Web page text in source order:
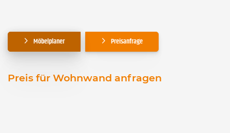
Möbelplaner Preisanfrage
Preis für Wohnwand anfragen